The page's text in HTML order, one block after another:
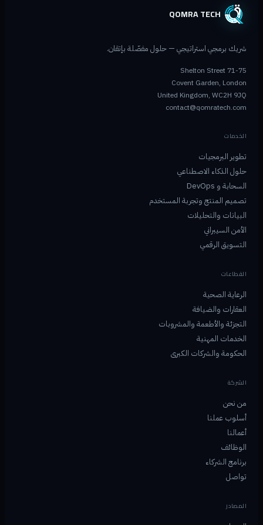
QOMRA TECH
شريك برمجي استراتيجي — حلول مفصّلة بإتقان.
71-75 Shelton Street
Covent Garden, London
United Kingdom, WC2H 9JQ
contact@qomratech.com
الخدمات
تطوير البرمجيات
حلول الذكاء الاصطناعي
السحابة و DevOps
تصميم المنتج وتجربة المستخدم
البيانات والتحليلات
الأمن السيبراني
التسويق الرقمي
القطاعات
الرعاية الصحية
العقارات والضيافة
التجزئة والأطعمة والمشروبات
الخدمات المهنية
الحكومة والشركات الكبرى
الشركة
من نحن
أسلوب عملنا
أعمالنا
الوظائف
برنامج الشركاء
تواصل
المصادر